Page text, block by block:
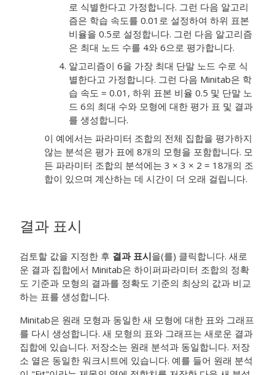
로 식별한다고 가정합니다. 그런 다음 알고리
즘은 학습 속도를 0.01로 설정하여 하위 표본
비율을 0.5로 설정합니다. 그런 다음 알고리즘
은 최대 노드 수를 4와 6으로 평가합니다.
알고리즘이 6을 가장 최대 단말 노드 수로 식
별한다고 가정합니다. 그런 다음 Minitab은 학
습 속도 = 0.01, 하위 표본 비율 0.5 및 단말 노
드 6의 최대 수와 모형에 대한 평가 표 및 결과
를 생성합니다.
이 예에서는 파라미터 조합의 전체 집합을 평가하지
않는 분석은 평가 표에 8개의 모형을 포함합니다. 모
든 파라미터 조합의 분석에는 3 × 3 × 2 = 18개의 조
합이 있으며 계산하는 데 시간이 더 오래 걸립니다.
결과 표시
검토할 값을 지정한 후 결과 표시을(를) 클릭합니다. 새로
운 결과 집합에서 Minitab은 하이퍼파라미터 조합의 정확
도 기준과 모형의 결과를 정확도 기준의 최상의 값과 비교
하는 표를 생성합니다.
Minitab은 원래 모형과 동일한 새 모형에 대한 표와 그래프
를 다시 생성합니다. 새 모형의 표와 그래프는 새로운 결과
집합에 있습니다. 저장소는 원래 분석과 동일합니다. 저장
소 열은 동일한 워크시트에 있습니다. 예를 들어 원래 분석